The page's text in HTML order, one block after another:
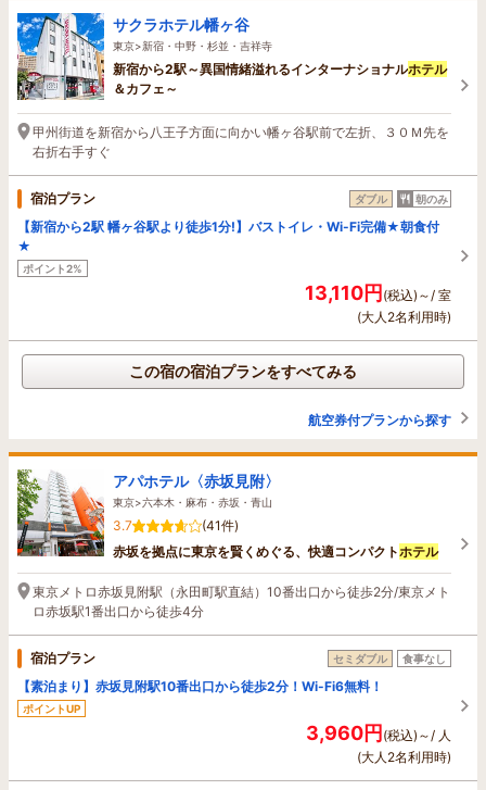
サクラホテル幡ヶ谷
東京>新宿・中野・杉並・吉祥寺
新宿から2駅～異国情緒溢れるインターナショナルホテル
＆カフェ～
甲州街道を新宿から八王子方面に向かい幡ヶ谷駅前で左折、３０Ｍ先を
右折右手すぐ
宿泊プラン ダブル 朝のみ
【新宿から2駅 幡ヶ谷駅より徒歩1分!】バストイレ・Wi-Fi完備★朝食付
★
ポイント2%
13,110円(税込)～/ 室
(大人2名利用時)
この宿の宿泊プランをすべてみる
航空券付プランから探す
アパホテル〈赤坂見附〉
東京>六本木・麻布・赤坂・青山
3.7
(41件)
赤坂を拠点に東京を賢くめぐる、快適コンパクトホテル
東京メトロ赤坂見附駅（永田町駅直結）10番出口から徒歩2分/東京メト
ロ赤坂駅1番出口から徒歩4分
宿泊プラン セミダブル 食事なし
【素泊まり】赤坂見附駅10番出口から徒歩2分！Wi-Fi6無料！
ポイントUP
3,960円(税込)～/ 人
(大人2名利用時)